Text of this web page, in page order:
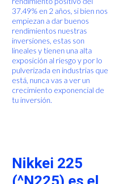
37.49% en 2 años, si bien nos
empiezan a dar buenos
rendimientos nuestras
inversiones, estas son
lineales y tienen una alta
exposición al riesgo y por lo
pulverizada en industrias que
está, nunca vas a ver un
crecimiento exponencial de
tu inversión.
Nikkei 225